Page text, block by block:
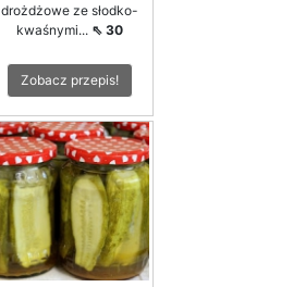
drożdżowe ze słodko-
kwaśnymi... ⇖ 30
Zobacz przepis!